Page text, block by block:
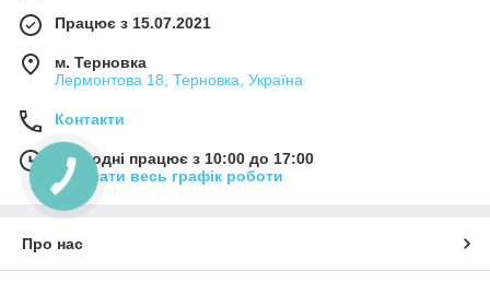
Працює з 15.07.2021
м. Терновка
Лермонтова 18, Терновка, Україна
Контакти
Сьогодні працює з 10:00 до 17:00
Показати весь графік роботи
Про нас